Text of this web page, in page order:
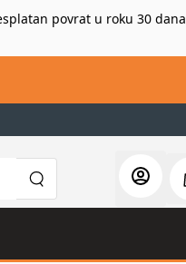
povrat u roku 30 dana